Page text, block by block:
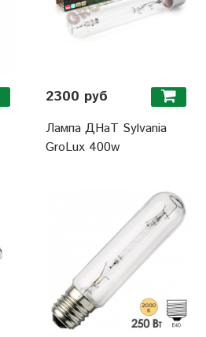
2300 руб
Лампа ДНаТ Sylvania
GroLux 400w